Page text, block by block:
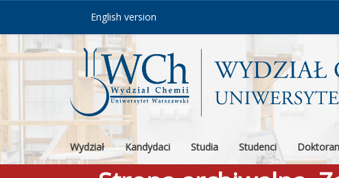
English version
Wydział Kandydaci Studia Studenci